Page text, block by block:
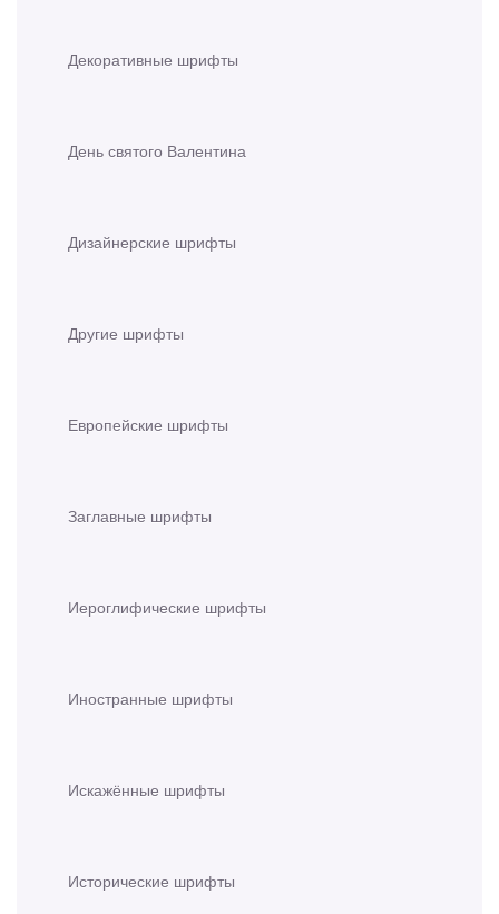
Декоративные шрифты
День святого Валентина
Дизайнерские шрифты
Другие шрифты
Европейские шрифты
Заглавные шрифты
Иероглифические шрифты
Иностранные шрифты
Искажённые шрифты
Исторические шрифты